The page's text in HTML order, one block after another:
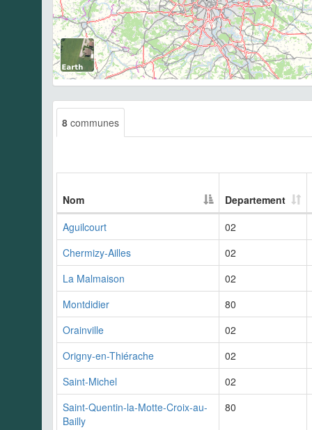
8 communes
Nom
Departement
Aguilcourt
02
Chermizy-Ailles
02
La Malmaison
02
Montdidier
80
Orainville
02
Origny-en-Thiérache
02
Saint-Michel
02
Saint-Quentin-la-Motte-Croix-au-
Bailly
80